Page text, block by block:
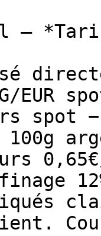
—
EUR
spot